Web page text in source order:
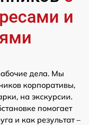
и
дела. Мы
корпоративы,
на экскурсии.
помогает
и как результат –